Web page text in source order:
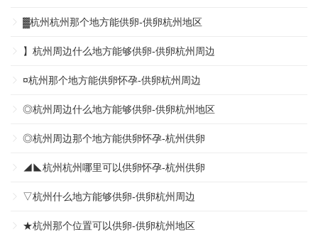
▓杭州杭州那个地方能供卵-供卵杭州地区
】杭州周边什么地方能够供卵-供卵杭州周边
¤杭州那个地方能供卵怀孕-供卵杭州周边
◎杭州周边什么地方能够供卵-供卵杭州地区
◎杭州周边那个地方能供卵怀孕-杭州供卵
◢◣杭州杭州哪里可以供卵怀孕-杭州供卵
▽杭州什么地方能够供卵-供卵杭州周边
★杭州那个位置可以供卵-供卵杭州地区